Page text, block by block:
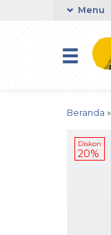
TokoMenu
Beranda »
Diskon
20%